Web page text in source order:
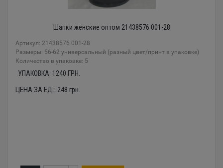
Шапки женские оптом 21438576 001-28
Артикул: 21438576 001-28
Размеры: 56-62 универсальный (разный цвет/принт в упаковке)
Количество в упаковке: 5
УПАКОВКА: 1240 ГРН.
ЦЕНА ЗА ЕД.: 248 грн.